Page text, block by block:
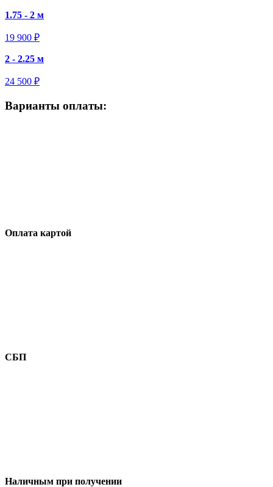
1.75 - 2 м
19 900 ₽
2 - 2.25 м
24 500 ₽
Варианты оплаты:
Оплата картой
СБП
Наличным при получении